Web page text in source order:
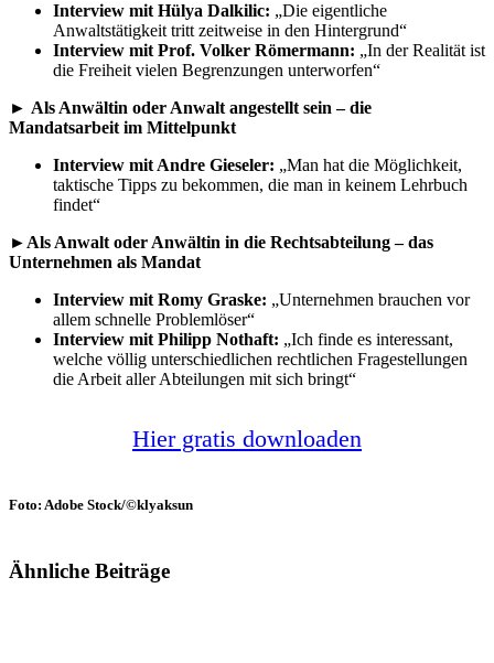
Interview mit Hülya Dalkilic: „Die eigentliche
Anwaltstätigkeit tritt zeitweise in den Hintergrund“
Interview mit Prof. Volker Römermann: „In der Realität ist
die Freiheit vielen Begrenzungen unterworfen“
► Als Anwältin oder Anwalt angestellt sein – die
Mandatsarbeit im Mittelpunkt
Interview mit Andre Gieseler: „Man hat die Möglichkeit,
taktische Tipps zu bekommen, die man in keinem Lehrbuch
findet“
►Als Anwalt oder Anwältin in die Rechtsabteilung – das
Unternehmen als Mandat
Interview mit Romy Graske: „Unternehmen brauchen vor
allem schnelle Problemlöser“
Interview mit Philipp Nothaft: „Ich finde es interessant,
welche völlig unterschiedlichen rechtlichen Fragestellungen
die Arbeit aller Abteilungen mit sich bringt“
Hier gratis downloaden
Foto: Adobe Stock/©klyaksun
Ähnliche Beiträge